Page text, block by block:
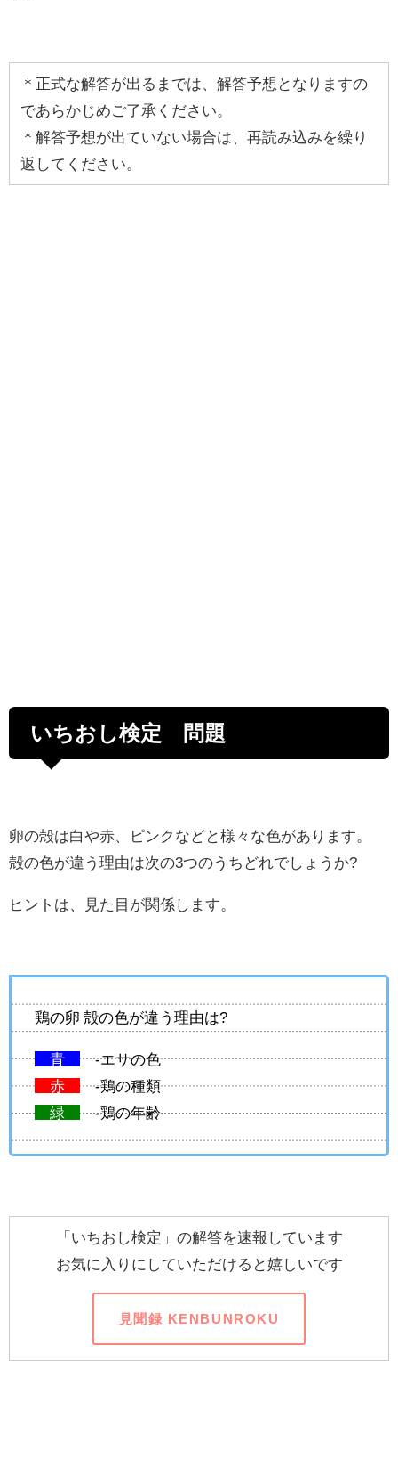
＊正式な解答が出るまでは、解答予想となりますの
であらかじめご了承ください。
＊解答予想が出ていない場合は、再読み込みを繰り
返してください。
いちおし検定 問題
卵の殻は白や赤、ピンクなどと様々な色があります。
殻の色が違う理由は次の3つのうちどれでしょうか?
ヒントは、見た目が関係します。
鶏の卵 殻の色が違う理由は?
青
-エサの色
赤
-鶏の種類
緑
-鶏の年齢
「いちおし検定」の解答を速報しています
お気に入りにしていただけると嬉しいです
見聞録 KENBUNROKU